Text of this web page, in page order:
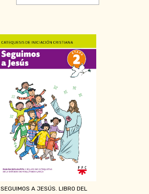
SEGUIMOS A JESÚS. LIBRO DEL